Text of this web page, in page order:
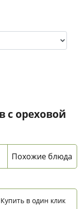
с ореховой
Похожие блюда
Купить в один клик